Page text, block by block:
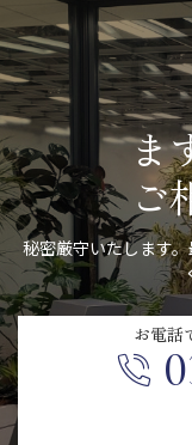
ま
ご
秘密厳守いたします
お電話